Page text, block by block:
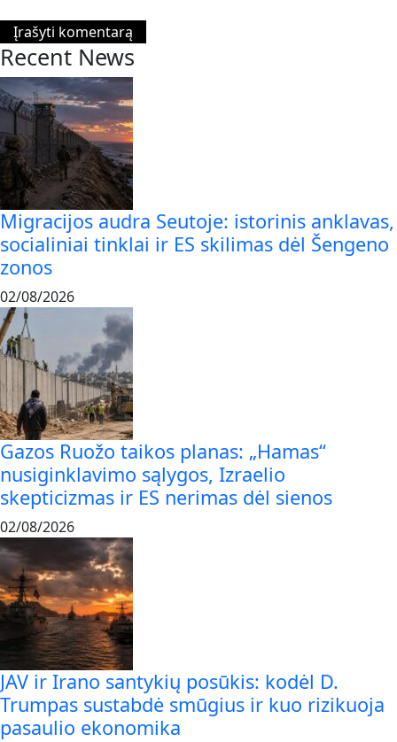
Recent News
Migracijos audra Seutoje: istorinis anklavas,
socialiniai tinklai ir ES skilimas dėl Šengeno
zonos
02/08/2026
Gazos Ruožo taikos planas: „Hamas“
nusiginklavimo sąlygos, Izraelio
skepticizmas ir ES nerimas dėl sienos
02/08/2026
JAV ir Irano santykių posūkis: kodėl D.
Trumpas sustabdė smūgius ir kuo rizikuoja
pasaulio ekonomika